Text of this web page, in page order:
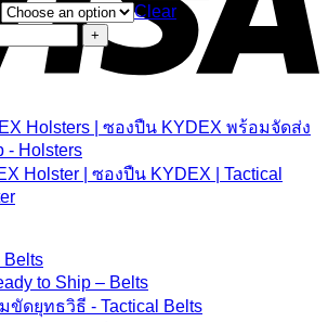
Clear
Holsters | ซองปืน KYDEX พร้อมจัดส่ง
- Holsters
Holster | ซองปืน KYDEX | Tactical
Belts
to Ship – Belts
ขัดยุทธวิธี - Tactical Belts